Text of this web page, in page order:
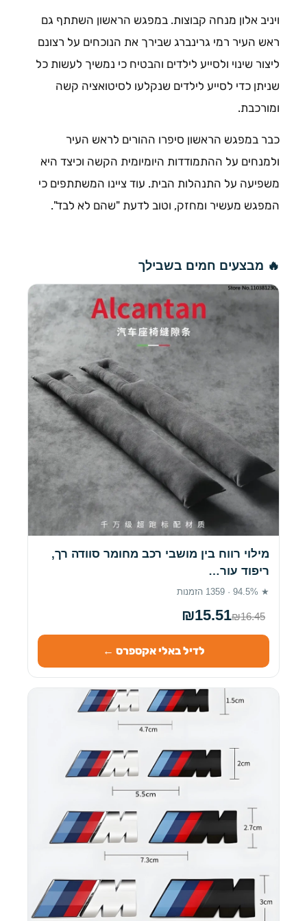
ויניב אלון מנחה קבוצות. במפגש הראשון השתתף גם
ראש העיר רמי גרינברג שבירך את הנוכחים על רצונם
ליצור שינוי ולסייע לילדים והבטיח כי נמשיך לעשות כל
שניתן כדי לסייע לילדים שנקלעו לסיטואציה קשה
ומורכבת.
כבר במפגש הראשון סיפרו ההורים לראש העיר
ולמנחים על ההתמודדות היומיומית הקשה וכיצד היא
משפיעה על התנהלות הבית. עוד ציינו המשתתפים כי
המפגש מעשיר ומחזק, וטוב לדעת "שהם לא לבד".
🔥 מבצעים חמים בשבילך
מילוי רווח בין מושבי רכב מחומר סוודה רך,
ריפוד עור…
★ 94.5% · 1359 הזמנות
₪15.51₪16.45
לדיל באלי אקספרס ←